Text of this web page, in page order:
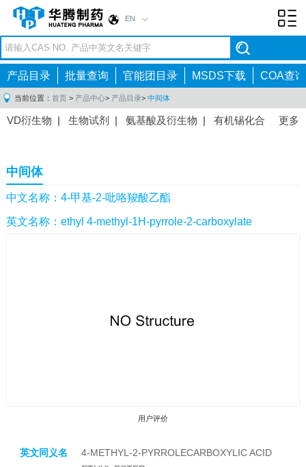
EN
产品目录 批量查询 官能团目录 MSDS下载 COA查询
当前位置： 首页 > 产品中心> 产品目录> 中间体
更多
VD衍生物 | 生物试剂 | 氨基酸及衍生物 | 有机锡化合
间体|
感染药物中间体
体 |抗精神病药物中间体|抗炎药物中间体
药中间体|其他原料药中间体|
中间体
中文名称：4-甲基-2-吡咯羧酸乙酯
英文名称：ethyl 4-methyl-1H-pyrrole-2-carboxylate
用户评价
英文同义名
4-METHYL-2-PYRROLECARBOXYLIC ACID